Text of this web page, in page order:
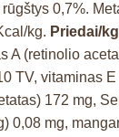
rūgštys 0,7%.
kg. Priedai/
A (retinolio
TV, vitaminas E
) 172 mg,
0,08 mg,